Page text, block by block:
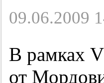
09.06.2009
В рамках
от